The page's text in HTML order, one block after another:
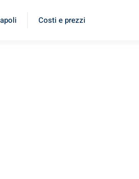
Costi e prezzi